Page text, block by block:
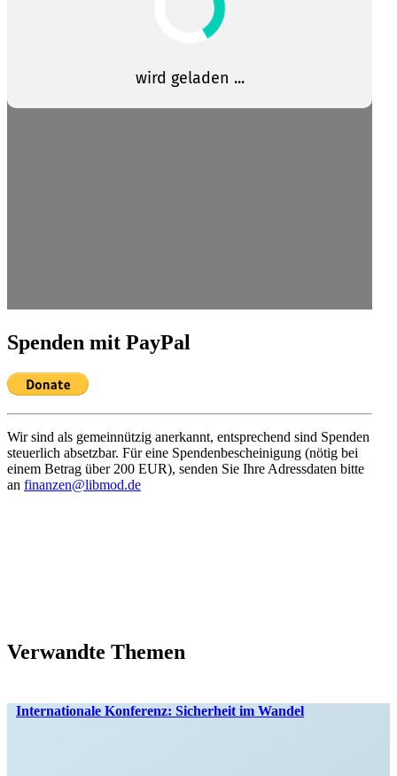
Spenden mit PayPal
Wir sind als gemein­nützig anerkannt, entspre­chend sind Spenden
steuerlich absetzbar. Für eine Spenden­be­schei­nigung (nötig bei
einem Betrag über 200 EUR), senden Sie Ihre Adress­daten bitte
an finanzen@libmod.de
Verwandte Themen
Inter­na­tionale Konferenz: Sicherheit im Wandel